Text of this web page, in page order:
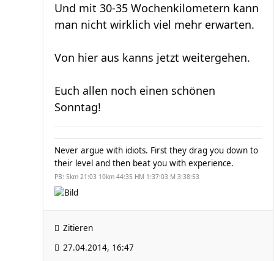
Und mit 30-35 Wochenkilometern kann
man nicht wirklich viel mehr erwarten.
Von hier aus kanns jetzt weitergehen.
Euch allen noch einen schönen
Sonntag!
Never argue with idiots. First they drag you down to
their level and then beat you with experience.
PB: 5km 21:03 10km 44:35 HM 1:37:03 M 3:38:53
Zitieren
27.04.2014, 16:47